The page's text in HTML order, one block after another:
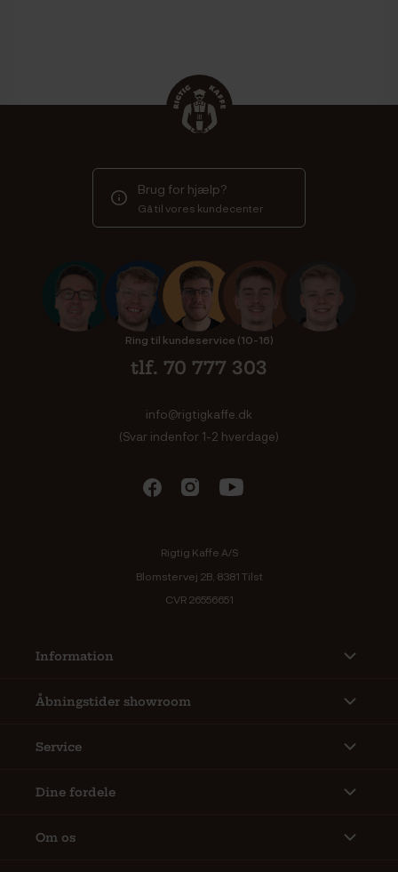
Brug for hjælp?
Gå til vores kundecenter
Ring til kundeservice (10-16)
tlf. 70 777 303
info@rigtigkaffe.dk
(Svar indenfor 1-2 hverdage)
Rigtig Kaffe A/S
Blomstervej 2B, 8381 Tilst
CVR 26556651
Information
Åbningstider showroom
Service
Dine fordele
Om os